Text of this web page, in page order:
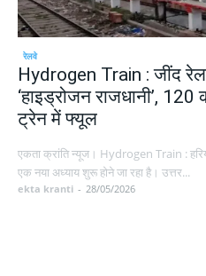
रेलवे
Hydrogen Train : जींद
‘हाइड्रोजन राजधानी’,
ट्रेन में फ्यूल
एकता क्रांति न्यूज। Hydrogen Train :
एक नया अध्याय शुरू होने जा रहा है। उत्तर...
ekta kranti - 28/05/2026